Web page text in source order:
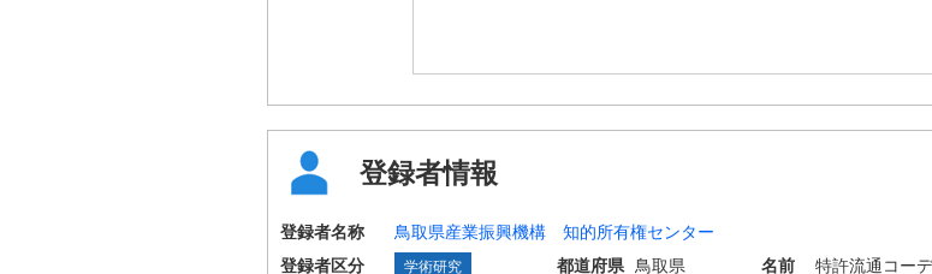
登録者情報
登録者名称
鳥取県産業振興機構 知的所有権センター
登録者区分
学術研究 都道府県 鳥取県 名前 特許流通コー